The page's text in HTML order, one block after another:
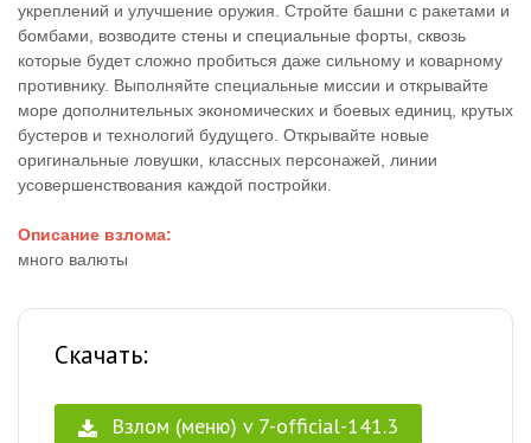
укреплений и улучшение оружия. Стройте башни с ракетами и
бомбами, возводите стены и специальные форты, сквозь
которые будет сложно пробиться даже сильному и коварному
противнику. Выполняйте специальные миссии и открывайте
море дополнительных экономических и боевых единиц, крутых
бустеров и технологий будущего. Открывайте новые
оригинальные ловушки, классных персонажей, линии
усовершенствования каждой постройки.
Описание взлома:
много валюты
Скачать:
Взлом (меню) v 7-official-141.3